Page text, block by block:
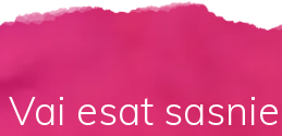
Vai esat